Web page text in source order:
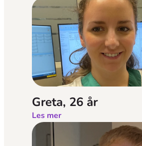
Greta, 26 år
Les mer